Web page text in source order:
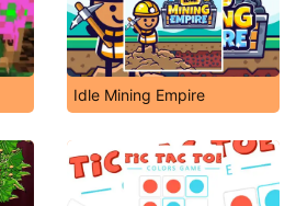
Idle Mining Empire